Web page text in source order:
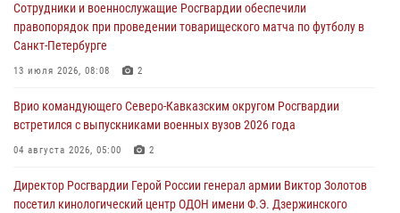
В Курске росгвардейцы приняли участие в митинге, посвященном
второй годовщине вторжения ВСУ на территорию области
06 августа 2026, 11:56
угрожавшего подростку травматическим пистолетом
06 августа 2026, 11:33
крупная нарколаборатория
Сотрудники и военнослужащие Росгвардии обеспечили
правопорядок при проведении товарищеского матча по футболу в
Санкт-Петербурге
13 июля 2026, 08:08 2
Врио командующего Северо-Кавказским округом Росгвардии
встретился с выпускниками военных вузов 2026 года
04 августа 2026, 05:00 2
Директор Росгвардии Герой России генерал армии Виктор Золотов
посетил кинологический центр ОДОН имени Ф.Э. Дзержинского